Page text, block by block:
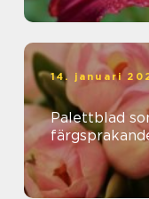
14. januari
Palettblad